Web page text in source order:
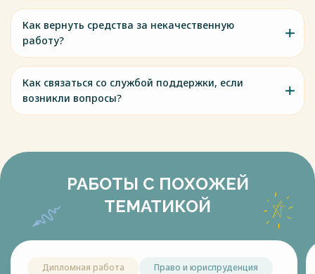
Как вернуть средства за некачественную
работу?
Как связаться со службой поддержки, если
возникли вопросы?
РАБОТЫ С ПОХОЖЕЙ
ТЕМАТИКОЙ
Дипломная работа Право и юриспруденция